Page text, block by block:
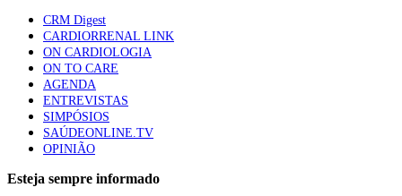
elegíveis para inibidores PD-(L)1
61 visualizações
CRM Digest
CARDIORRENAL LINK
ON CARDIOLOGIA
ON TO CARE
AGENDA
ENTREVISTAS
SIMPÓSIOS
SAÚDEONLINE.TV
OPINIÃO
Esteja sempre informado